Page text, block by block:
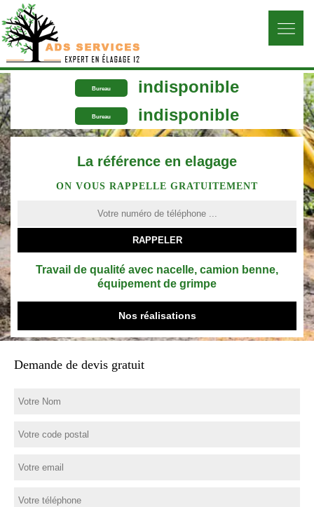
Bureau indisponible
Bureau indisponible
La référence en elagage
ON VOUS RAPPELLE GRATUITEMENT
Travail de qualité avec nacelle, camion benne,
équipement de grimpe
Nos réalisations
Demande de devis gratuit